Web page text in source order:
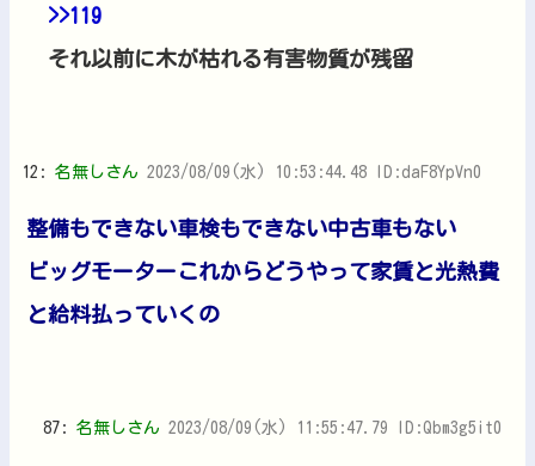
>>119
それ以前に木が枯れる有害物質が残留
12: 名無しさん 2023/08/09(水) 10:53:44.48 ID:daF8YpVn0
整備もできない車検もできない中古車もない
ビッグモーターこれからどうやって家賃と光熱費
と給料払っていくの
87: 名無しさん 2023/08/09(水) 11:55:47.79 ID:Qbm3g5it0